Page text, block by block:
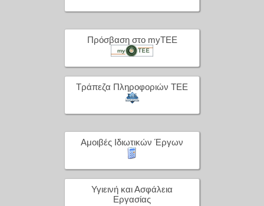
Πρόσβαση στο myTEE
Τράπεζα Πληροφοριών ΤΕΕ
Αμοιβές Ιδιωτικών Έργων
Υγιεινή και Ασφάλεια
Εργασίας